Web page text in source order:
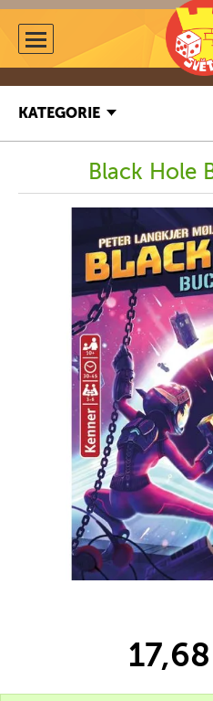
KATEGORIE
Black Hole